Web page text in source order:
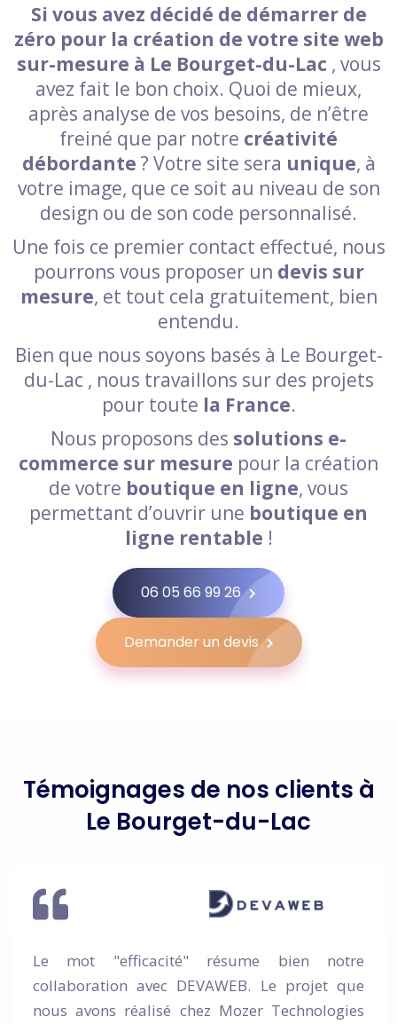
Si vous avez décidé de démarrer de
zéro pour la création de votre site web
sur-mesure à Le Bourget-du-Lac , vous
avez fait le bon choix. Quoi de mieux,
après analyse de vos besoins, de n’être
freiné que par notre créativité
débordante ? Votre site sera unique, à
votre image, que ce soit au niveau de son
design ou de son code personnalisé.
Une fois ce premier contact effectué, nous
pourrons vous proposer un devis sur
mesure, et tout cela gratuitement, bien
entendu.
Bien que nous soyons basés à Le Bourget-
du-Lac , nous travaillons sur des projets
pour toute la France.
Nous proposons des solutions e-
commerce sur mesure pour la création
de votre boutique en ligne, vous
permettant d’ouvrir une boutique en
ligne rentable !
06 05 66 99 26
Demander un devis
Témoignages de nos clients à
Le Bourget-du-Lac
"efficacité" résume bien notre
avec DEVAWEB. Le projet que
avons réalisé chez Mozer Technologies